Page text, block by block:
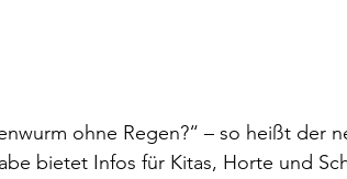
ohne Regen?“ – so heißt der